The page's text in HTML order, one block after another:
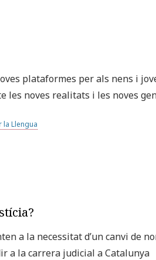
plataformes per als nens i
les noves realitats i les noves
la Llengua
a la necessitat d’un canvi de
a la carrera judicial a Catalunya